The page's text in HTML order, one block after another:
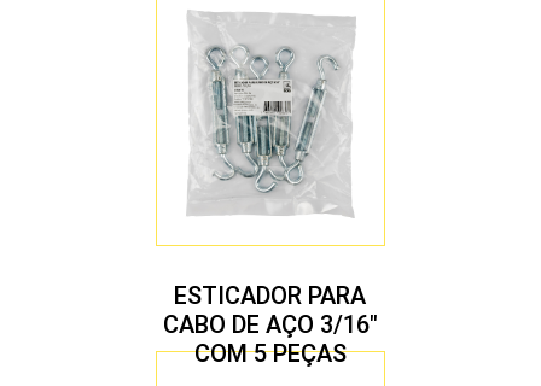
ESTICADOR PARA
CABO DE AÇO 3/16″
COM 5 PEÇAS